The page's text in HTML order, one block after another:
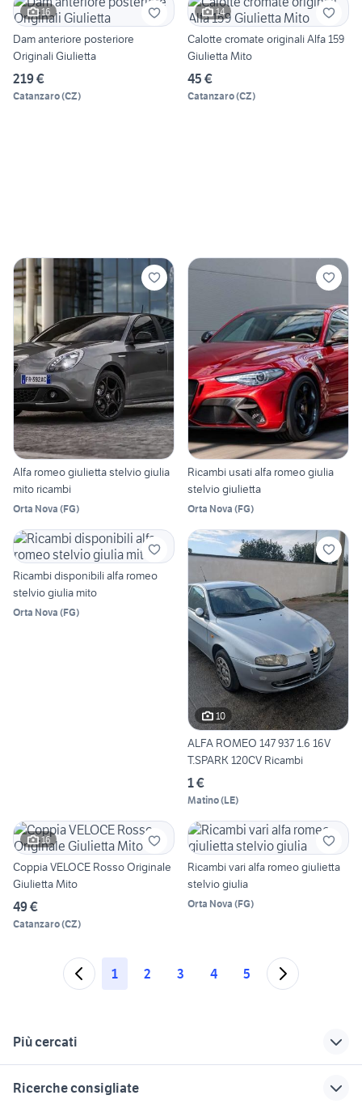
16
Dam anteriore posteriore
Originali Giulietta
219 €
Catanzaro(CZ)
14
Calotte cromate originali Alfa 159
Giulietta Mito
45 €
Catanzaro(CZ)
Alfa romeo giulietta stelvio giulia
mito ricambi
Orta Nova (FG)
Ricambi usati alfa romeo giulia
stelvio giulietta
Orta Nova (FG)
Ricambi disponibili alfa romeo
stelvio giulia mito
Orta Nova (FG)
10
ALFA ROMEO 147 937 1.6 16V
T.SPARK 120CV Ricambi
1 €
Matino(LE)
16
Coppia VELOCE Rosso Originale
Giulietta Mito
49 €
Catanzaro(CZ)
Ricambi vari alfa romeo giulietta
stelvio giulia
Orta Nova (FG)
1 2 3 4 5
Più cercati
Ricerche consigliate